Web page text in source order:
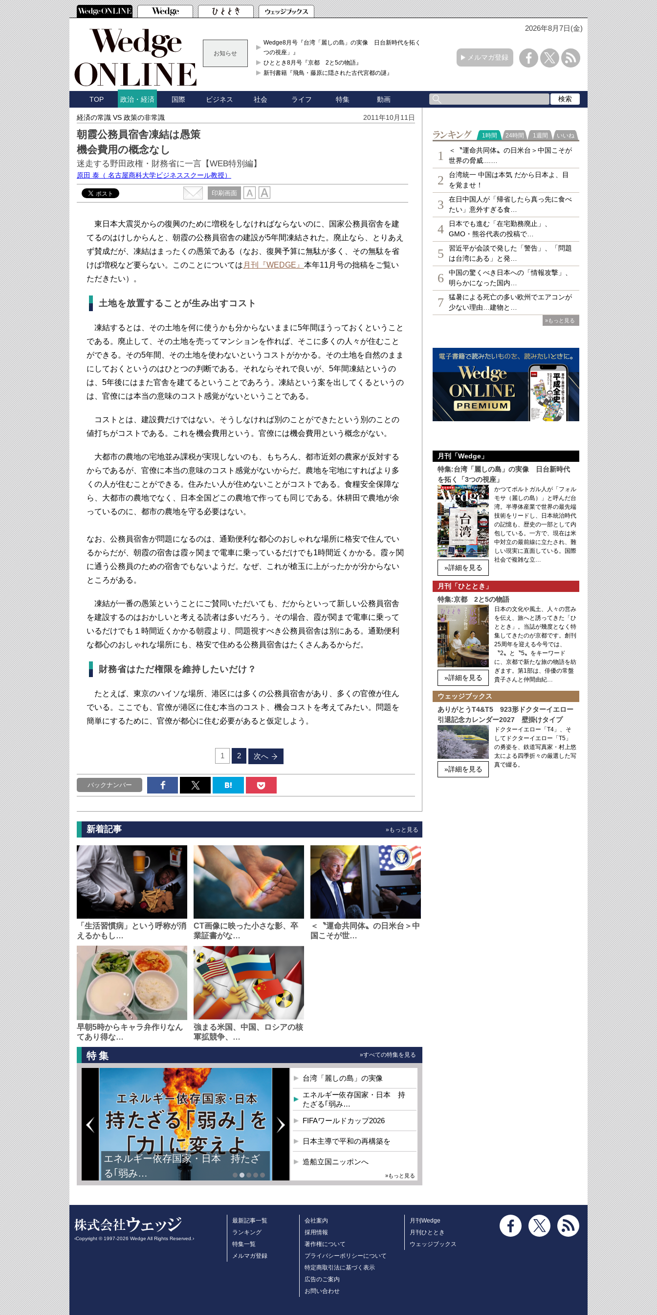
2026年8月7日(金)
お知らせ
Wedge8月号『台湾「麗しの島」の実像 日台新時代を拓く「3
つの視座」』
ひととき8月号『京都 2と5の物語』
新刊書籍『飛鳥・藤原に隠された古代宮都の謎』
メルマガ登録
TOP 政治・経済 国際 ビジネス 社会 ライフ 特集 動画
経済の常識 VS 政策の非常識 2011年10月11日
朝霞公務員宿舎凍結は愚策
機会費用の概念なし
迷走する野田政権・財務省に一言【WEB特別編】
原田 泰 （ 名古屋商科大学ビジネススクール教授）
印刷画面
東日本大震災からの復興のために増税をしなければならないのに、国家公務員宿舎を建
てるのはけしからんと、朝霞の公務員宿舎の建設が5年間凍結された。廃止なら、とりあえ
ず賛成だが、凍結はまったくの愚策である（なお、復興予算に無駄が多く、その無駄を省
けば増税など要らない。このことについては 月刊『WEDGE』 本年11月号の拙稿をご覧い
ただきたい）。
土地を放置することが生み出すコスト
凍結するとは、その土地を何に使うかも分からないままに5年間ほうっておくということ
である。廃止して、その土地を売ってマンションを作れば、そこに多くの人々が住むこと
ができる。その5年間、その土地を使わないというコストがかかる。その土地を自然のまま
にしておくというのはひとつの判断である。それならそれで良いが、5年間凍結というの
は、5年後にはまた官舎を建てるということであろう。凍結という案を出してくるというの
は、官僚には本当の意味のコスト感覚がないということである。
コストとは、建設費だけではない。そうしなければ別のことができたという別のことの
値打ちがコストである。これを機会費用という。官僚には機会費用という概念がない。
大都市の農地の宅地並み課税が実現しないのも、もちろん、都市近郊の農家が反対する
からであるが、官僚に本当の意味のコスト感覚がないからだ。農地を宅地にすればより多
くの人が住むことができる。住みたい人が住めないことがコストである。食糧安全保障な
ら、大都市の農地でなく、日本全国どこの農地で作っても同じである。休耕田で農地が余
っているのに、都市の農地を守る必要はない。
なお、公務員宿舎が問題になるのは、通勤便利な都心のおしゃれな場所に格安で住んでい
るからだが、朝霞の宿舎は霞ヶ関まで電車に乗っているだけでも1時間近くかかる。霞ヶ関
に通う公務員のための宿舎でもないようだ。なぜ、これが槍玉に上がったかが分からない
ところがある。
凍結が一番の愚策ということにご賛同いただいても、だからといって新しい公務員宿舎
を建設するのはおかしいと考える読者は多いだろう。その場合、霞が関まで電車に乗って
いるだけでも１時間近くかかる朝霞より、問題視すべき公務員宿舎は別にある。通勤便利
な都心のおしゃれな場所にも、格安で住める公務員宿舎はたくさんあるからだ。
財務省はただ権限を維持したいだけ？
たとえば、東京のハイソな場所、港区には多くの公務員宿舎があり、多くの官僚が住ん
でいる。ここでも、官僚が港区に住む本当のコスト、機会コストを考えてみたい。問題を
簡単にするために、官僚が都心に住む必要があると仮定しよう。
1 2 次へ
バックナンバー
新着記事 »もっと見る
「生活習慣病」という呼称が消
えるかもし…
CT画像に映った小さな影、卒
業証書がな…
＜〝運命共同体〟の日米台＞中
国こそが世…
早朝5時からキャラ弁作りなん
てあり得な…
強まる米国、中国、ロシアの核
軍拡競争、…
特集 »すべての特集を見る
エネルギー依存国家・日本 持たざ
る｢弱み…
台湾「麗しの島」の実像
エネルギー依存国家・日本 持
たざる｢弱み…
FIFAワールドカップ2026
日本主導で平和の再構築を
造船立国ニッポンへ
»もっと見る
ランキング
1時間 24時間 1週間 いいね
1
＜〝運命共同体〟の日米台＞中国こそが
世界の脅威....…
2
台湾統一 中国は本気 だから日本よ、目
を覚ませ！
3
在日中国人が「帰省したら真っ先に食べ
たい」意外すぎる食…
4
日本でも進む「在宅勤務廃止」、
GMO・熊谷代表の投稿で…
5
習近平が会談で発した「警告」、「問題
は台湾にある」と発…
6
中国の驚くべき日本への「情報攻撃」、
明らかになった国内…
7
猛暑による死亡の多い欧州でエアコンが
少ない理由…建物と…
»もっと見る
月刊「Wedge」
特集:台湾「麗しの島」の実像 日台新時代
を拓く「3つの視座」
»詳細を見る
かつてポルトガル人が「フォル
モサ（麗しの島）」と呼んだ台
湾。半導体産業で世界の最先端
技術をリードし、日本統治時代
の記憶も、歴史の一部として内
包している。一方で、現在は米
中対立の最前線に立たされ、難
しい現実に直面している。国際
社会で複雑な立…
月刊「ひととき」
特集:京都 2と5の物語
»詳細を見る
日本の文化や風土、人々の営み
を伝え、旅へと誘ってきた「ひ
ととき」。当誌が幾度となく特
集してきたのが京都です。創刊
25周年を迎える今号では、
〝2〟と〝5〟をキーワード
に、京都で新たな旅の物語を紡
ぎます。第1部は、俳優の常盤
貴子さんと仲間由紀…
ウェッジブックス
ありがとうT4&T5 923形ドクターイエロー
引退記念カレンダー2027 壁掛けタイプ
»詳細を見る
ドクターイエロー「T4」、そ
してドクターイエロー「T5」
の勇姿を、鉄道写真家・村上悠
太による四季折々の厳選した写
真で綴る。
‹Copyright © 1997-2026 Wedge All Rights Reserved.›
最新記事一覧
ランキング
特集一覧
メルマガ登録
会社案内
採用情報
著作権について
プライバシーポリシーについて
特定商取引法に基づく表示
広告のご案内
お問い合わせ
月刊Wedge
月刊ひととき
ウェッジブックス